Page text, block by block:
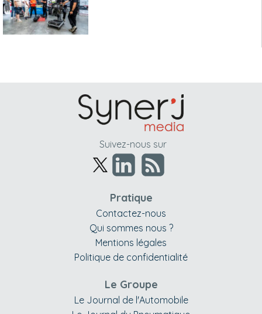
Suivez-nous sur
Pratique
Contactez-nous
Qui sommes nous ?
Mentions légales
Politique de confidentialité
Le Groupe
Le Journal de l'Automobile